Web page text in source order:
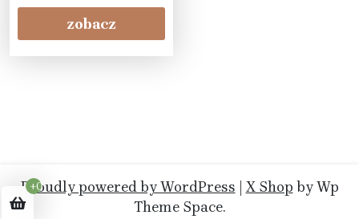
zobacz
Proudly powered by WordPress X Shop by Wp
Theme Space.
+0